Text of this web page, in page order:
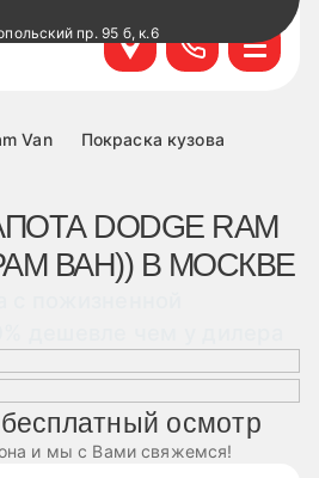
пр. 95 б, к.6
499 495-45-76
499 460-63-34
д.17 к.6
499 495-49-37
Van
Покраска кузова
DODGE RAM
ВАН)) В МОСКВЕ
осмотр
и мы с Вами свяжемся!